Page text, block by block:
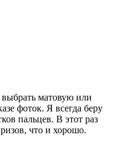
матовую или
фоток. Я всегда беру
пальцев. В этот раз
что и хорошо.